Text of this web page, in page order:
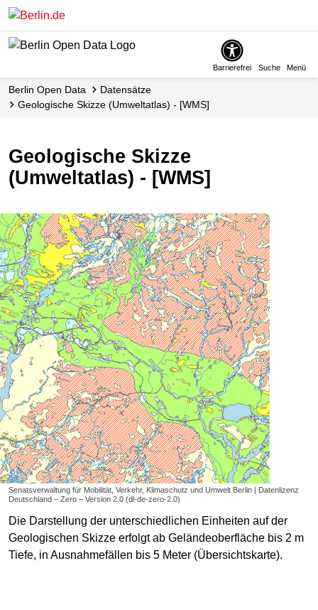
Skip
main
Barrierefrei Suche Menü
Berlin Open Data
Datensätze
Geologische Skizze (Umweltatlas) - [WMS]
Geologische Skizze
(Umweltatlas) - [WMS]
Senatsverwaltung für Mobilität, Verkehr, Klimaschutz und Umwelt Berlin | Datenlizenz
Deutschland – Zero – Version 2.0 (dl-de-zero-2.0)
Die Darstellung der unterschiedlichen Einheiten auf der
Geologischen Skizze erfolgt ab Geländeoberfläche bis 2 m
Tiefe, in Ausnahmefällen bis 5 Meter (Übersichtskarte).